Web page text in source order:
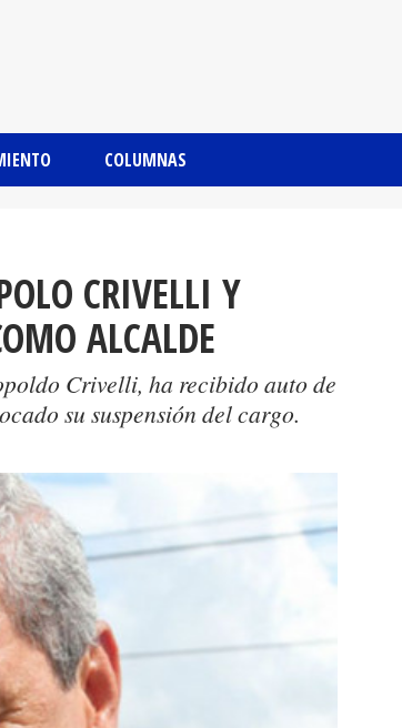
COLUMNAS
CRIVELLI Y
ALCALDE
Crivelli, ha recibido auto de
su suspensión del cargo.